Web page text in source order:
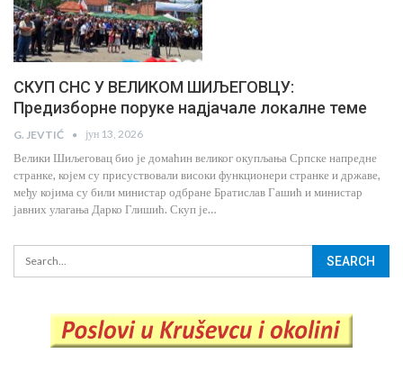
СКУП СНС У ВЕЛИКОМ ШИЉЕГОВЦУ:
Предизборне поруке надјачале локалне теме
G. JEVTIĆ јун 13, 2026
Велики Шиљеговац био је домаћин великог окупљања Српске напредне
странке, којем су присуствовали високи функционери странке и државе,
међу којима су били министар одбране Братислав Гашић и министар
јавних улагања Дарко Глишић. Скуп је…